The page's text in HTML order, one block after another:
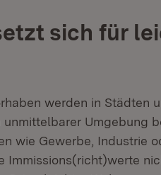
sich für
werden in Städten
unmittelbarer Umgebung
wie Gewerbe, Industrie
Immissions(richt)werte